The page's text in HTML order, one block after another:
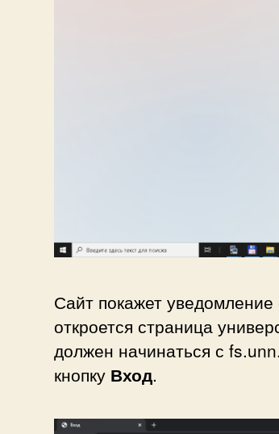
Сайт покажет
откроется страница
должен начинаться с
кнопку Вход.